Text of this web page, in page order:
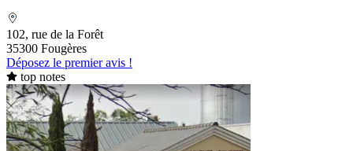
102, rue de la Forêt
35300 Fougères
Déposez le premier avis !
top notes